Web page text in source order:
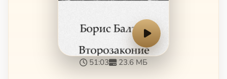
51:03 23.6 МБ